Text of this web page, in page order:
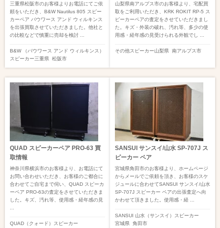
三重県松阪市のお客様よりお電話にてご依
頼をいただき、B&W Nautilus 805 スピー
カーペア バウワース アンド ウィルキンス
を出張買取させていただきました。他社と
の比較などで慎重に売却を検討 ...
B&W （バウワース アンド ウィルキンス）
スピーカー三重県 松阪市
山梨県南アルプス市のお客様より、宅配買
取をご利用いただき、KRK ROKIT RP-5 ス
ピーカーペアの査定をさせていただきまし
た。キズ・外装の破れ、汚れ等、多少の使
用感・経年感の見受けられる外観でし ...
その他スピーカー山梨県 南アルプス市
QUAD スピーカーペア PRO-63 買
取情報
神奈川県横浜市のお客様より、お電話にて
お問い合わせいただき、お客様のご都合に
合わせてご自宅まで伺い、QUAD スピーカ
ーペア PRO-63の査定をさせていただきま
した。キズ、汚れ等、使用感・経年感の見
QUAD（クォード） スピーカー
SANSUI サンスイ/山水 SP-707J ス
ピーカー ペア
宮城県角田市のお客様より、ホームページ
からメールでご依頼を頂き、お客様のスケ
ジュールに合わせてSANSUI サンスイ/山水
SP-707J スピーカー ペアの出張査定へ向
かわせて頂きました。使用感・経 ...
SANSUI 山水（サンスイ） スピーカー
宮城県 角田市